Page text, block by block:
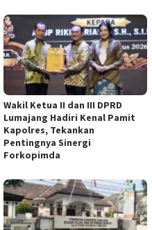
Wakil Ketua II dan III DPRD
Lumajang Hadiri Kenal Pamit
Kapolres, Tekankan
Pentingnya Sinergi
Forkopimda